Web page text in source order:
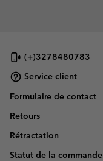
(+)3278480783
Service client
Formulaire de contact
Retours
Rétractation
Statut de la commande